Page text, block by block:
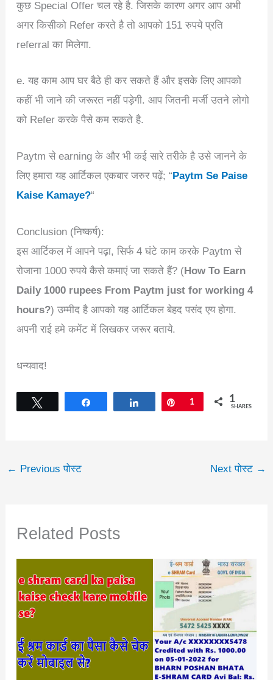
कुछ Special Offer चल रहे है. जिसके कारण अगर आप अभी
अगर किसीको Refer करते है तो आपको 151 रुपये प्रति
referral का मिलेगा.
e. यह काम आप घर बैठे ही कर सकते हैं और इसके लिए आपको
कहीं भी जाने की जरूरत नहीं पड़ेगी. आप जितनी मर्जी उतने लोगो
को Refer करके पैसे कम सकते है.
Paytm से earning के और भी कई सारे तरीके है उसे जानने के
लिए हमारा यह आर्टिकल एकबार जरुर पढ़ें; “Paytm Se Paise
Kaise Kamaye?“
Conclusion (निष्कर्ष):
इस आर्टिकल में आपने पढ़ा, सिर्फ 4 घंटे काम करके Paytm से
रोजाना 1000 रुपये कैसे कमाएं जा सकते हैं? (How To Earn
Daily 1000 rupees From Paytm just for working 4
hours?) उम्मीद है आपको यह आर्टिकल बेहद पसंद एय होगा.
अपनी राई हमे कमेंट में लिखकर जरूर बताये.
धन्यवाद!
Share Pin
1 1
SHARES
← Previous पोस्ट Next पोस्ट →
Related Posts